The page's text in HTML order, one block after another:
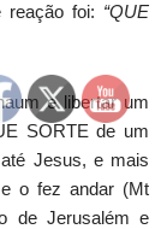
reação foi: “QUE
e libertar um
SORTE de um
Jesus, e mais
o fez andar (Mt
de Jerusalém e